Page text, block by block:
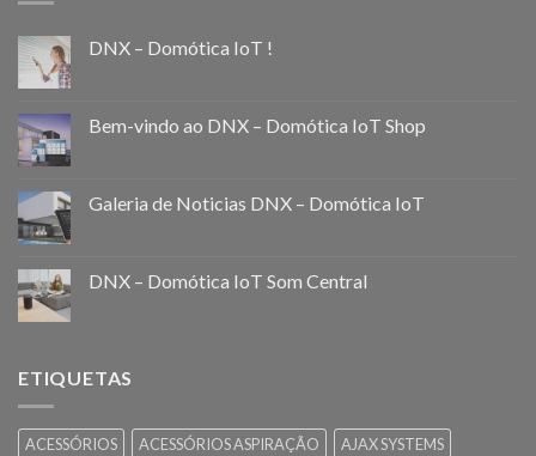
DNX – Domótica IoT !
Bem-vindo ao DNX – Domótica IoT Shop
Galeria de Noticias DNX – Domótica IoT
DNX – Domótica IoT Som Central
ETIQUETAS
ACESSÓRIOS ACESSÓRIOS ASPIRAÇÃO
AJAX SYSTEMS